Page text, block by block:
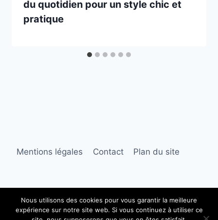
du quotidien pour un style chic et
pratique
Mentions légales Contact Plan du site
Nous utilisons des cookies pour vous garantir la meilleure
expérience sur notre site web. Si vous continuez à utiliser ce